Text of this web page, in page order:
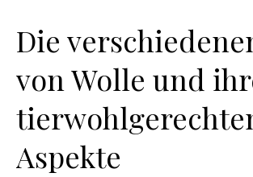
Die
von Wolle und
Aspekte